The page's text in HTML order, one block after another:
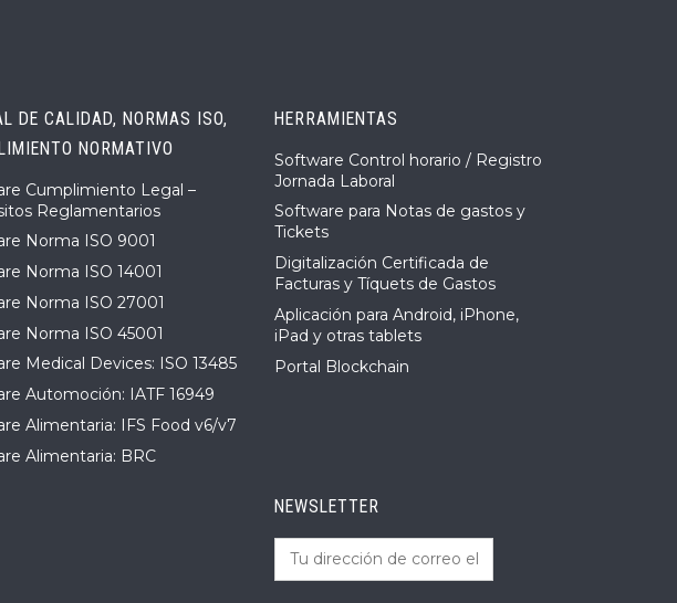
DE CALIDAD, NORMAS ISO,
NORMATIVO
Cumplimiento Legal –
Reglamentarios
Norma ISO 9001
Norma ISO 14001
Norma ISO 27001
Norma ISO 45001
Medical Devices: ISO 13485
Automoción: IATF 16949
Alimentaria: IFS Food v6/v7
Alimentaria: BRC
HERRAMIENTAS
Software Control horario / Registro
Jornada Laboral
Software para Notas de gastos y
Tickets
Digitalización Certificada de
Facturas y Tíquets de Gastos
Aplicación para Android, iPhone,
iPad y otras tablets
Portal Blockchain
NEWSLETTER